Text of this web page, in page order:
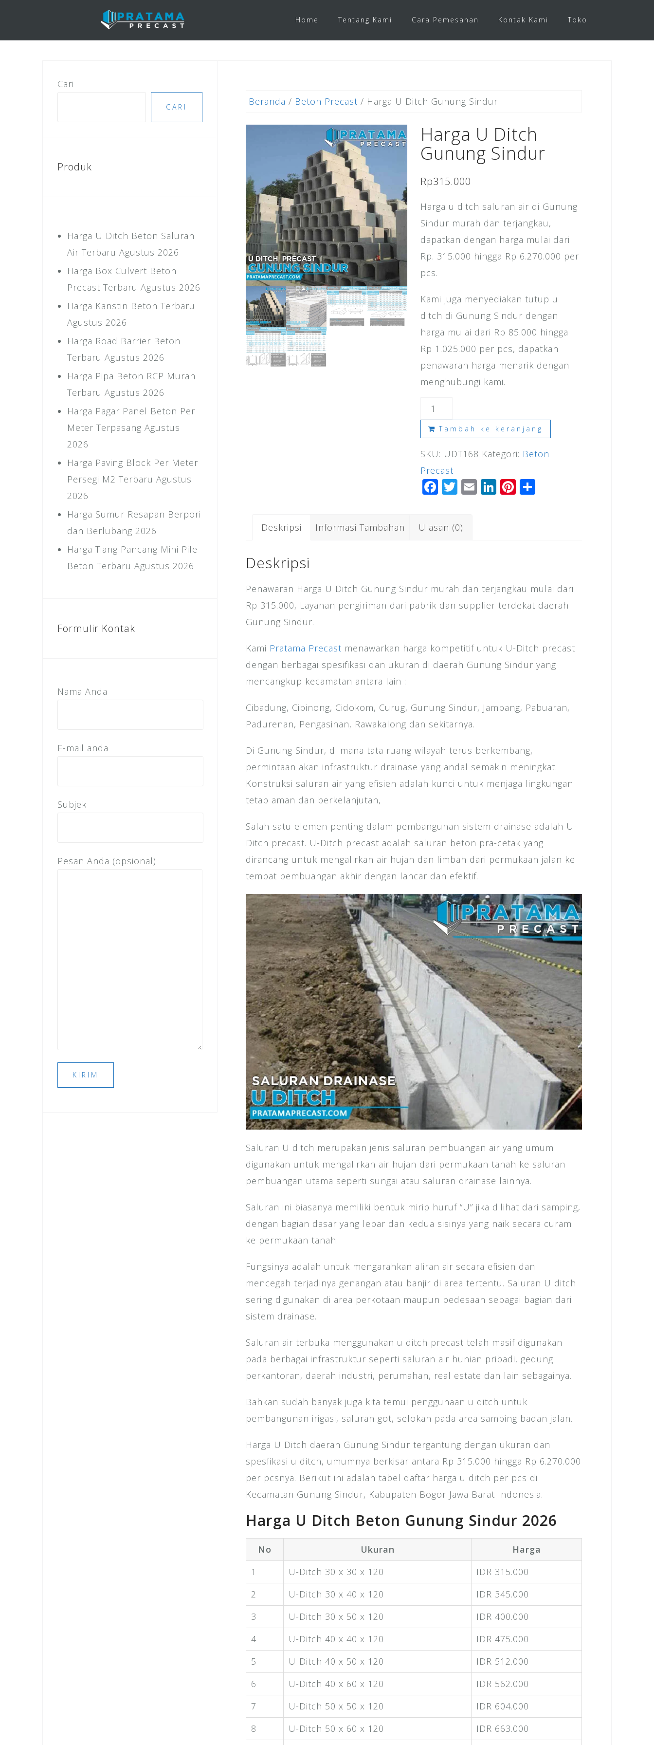
content
Home Tentang Kami Cara Pemesanan Kontak Kami Toko
Beranda / Beton Precast / Harga U Ditch Gunung Sindur
Harga U Ditch
Gunung Sindur
Rp315.000
Harga u ditch saluran air di Gunung
Sindur murah dan terjangkau,
dapatkan dengan harga mulai dari
Rp. 315.000 hingga Rp 6.270.000 per
pcs.
Kami juga menyediakan tutup u
ditch di Gunung Sindur dengan
harga mulai dari Rp 85.000 hingga
Rp 1.025.000 per pcs, dapatkan
penawaran harga menarik dengan
menghubungi kami.
Kuantitas
Harga
U
Ditch
Gunung
Sindur
Tambah ke keranjang
SKU: UDT168 Kategori: Beton
Precast
F
e
k
T
e
E Li Pi
Deskripsi Informasi Tambahan Ulasan (0)
Deskripsi
Penawaran Harga U Ditch Gunung Sindur murah dan terjangkau mulai dari
Rp 315.000, Layanan pengiriman dari pabrik dan supplier terdekat daerah
Gunung Sindur.
Kami Pratama Precast menawarkan harga kompetitif untuk U-Ditch precast
dengan berbagai spesifikasi dan ukuran di daerah Gunung Sindur yang
mencangkup kecamatan antara lain :
Cibadung, Cibinong, Cidokom, Curug, Gunung Sindur, Jampang, Pabuaran,
Padurenan, Pengasinan, Rawakalong dan sekitarnya.
Di Gunung Sindur, di mana tata ruang wilayah terus berkembang,
permintaan akan infrastruktur drainase yang andal semakin meningkat.
Konstruksi saluran air yang efisien adalah kunci untuk menjaga lingkungan
tetap aman dan berkelanjutan,
Salah satu elemen penting dalam pembangunan sistem drainase adalah U-
Ditch precast. U-Ditch precast adalah saluran beton pra-cetak yang
dirancang untuk mengalirkan air hujan dan limbah dari permukaan jalan ke
tempat pembuangan akhir dengan lancar dan efektif.
Saluran U ditch merupakan jenis saluran pembuangan air yang umum
digunakan untuk mengalirkan air hujan dari permukaan tanah ke saluran
pembuangan utama seperti sungai atau saluran drainase lainnya.
Saluran ini biasanya memiliki bentuk mirip huruf “U” jika dilihat dari samping,
dengan bagian dasar yang lebar dan kedua sisinya yang naik secara curam
ke permukaan tanah.
Fungsinya adalah untuk mengarahkan aliran air secara efisien dan
mencegah terjadinya genangan atau banjir di area tertentu. Saluran U ditch
sering digunakan di area perkotaan maupun pedesaan sebagai bagian dari
sistem drainase.
Saluran air terbuka menggunakan u ditch precast telah masif digunakan
pada berbagai infrastruktur seperti saluran air hunian pribadi, gedung
perkantoran, daerah industri, perumahan, real estate dan lain sebagainya.
Bahkan sudah banyak juga kita temui penggunaan u ditch untuk
pembangunan irigasi, saluran got, selokan pada area samping badan jalan.
Harga U Ditch daerah Gunung Sindur tergantung dengan ukuran dan
spesfikasi u ditch, umumnya berkisar antara Rp 315.000 hingga Rp 6.270.000
per pcsnya. Berikut ini adalah tabel daftar harga u ditch per pcs di
Kecamatan Gunung Sindur, Kabupaten Bogor Jawa Barat Indonesia.
Harga U Ditch Beton Gunung Sindur 2026
No Ukuran
Harga
1
U-Ditch 30 x 30 x 120
IDR 315.000
2
U-Ditch 30 x 40 x 120
IDR 345.000
3
U-Ditch 30 x 50 x 120
IDR 400.000
4
U-Ditch 40 x 40 x 120
IDR 475.000
5
U-Ditch 40 x 50 x 120
IDR 512.000
6
U-Ditch 40 x 60 x 120
IDR 562.000
7
U-Ditch 50 x 50 x 120
IDR 604.000
8
U-Ditch 50 x 60 x 120
IDR 663.000
Cari
CARI
Produk
Harga U Ditch Beton Saluran
Air Terbaru Agustus 2026
Harga Box Culvert Beton
Precast Terbaru Agustus 2026
Harga Kanstin Beton Terbaru
Agustus 2026
Harga Road Barrier Beton
Terbaru Agustus 2026
Harga Pipa Beton RCP Murah
Terbaru Agustus 2026
Harga Pagar Panel Beton Per
Meter Terpasang Agustus
2026
Harga Paving Block Per Meter
Persegi M2 Terbaru Agustus
2026
Harga Sumur Resapan Berpori
dan Berlubang 2026
Harga Tiang Pancang Mini Pile
Beton Terbaru Agustus 2026
Formulir Kontak
Nama Anda
E-mail anda
Subjek
Pesan Anda (opsional)